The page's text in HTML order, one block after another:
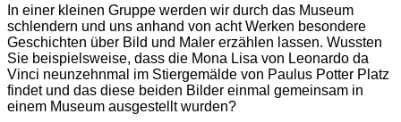
In einer kleinen Gruppe werden wir durch das Museum
schlendern und uns anhand von acht Werken besondere
Geschichten über Bild und Maler erzählen lassen. Wussten
Sie beispielsweise, dass die Mona Lisa von Leonardo da
Vinci neunzehnmal im Stiergemälde von Paulus Potter Platz
findet und das diese beiden Bilder einmal gemeinsam in
einem Museum ausgestellt wurden?